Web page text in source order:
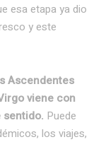
esa etapa ya dio
y este
Ascendentes
viene con
sentido. Puede
los viajes,